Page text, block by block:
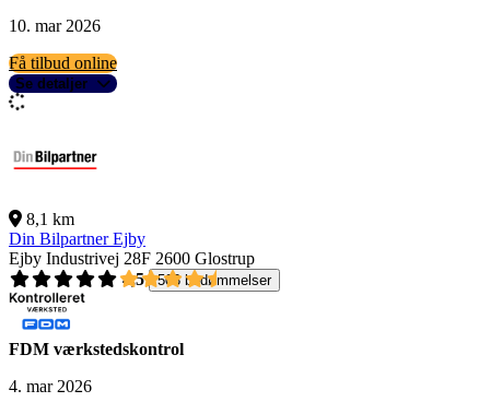
10. mar 2026
Få tilbud online
Se detaljer
8,1 km
Din Bilpartner Ejby
Ejby Industrivej 28F 2600 Glostrup
4,5
503 bedømmelser
FDM værkstedskontrol
4. mar 2026